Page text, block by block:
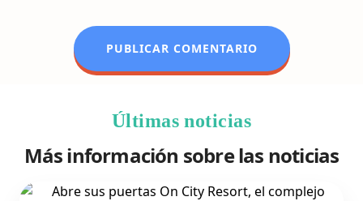
Últimas noticias
Más información sobre las noticias